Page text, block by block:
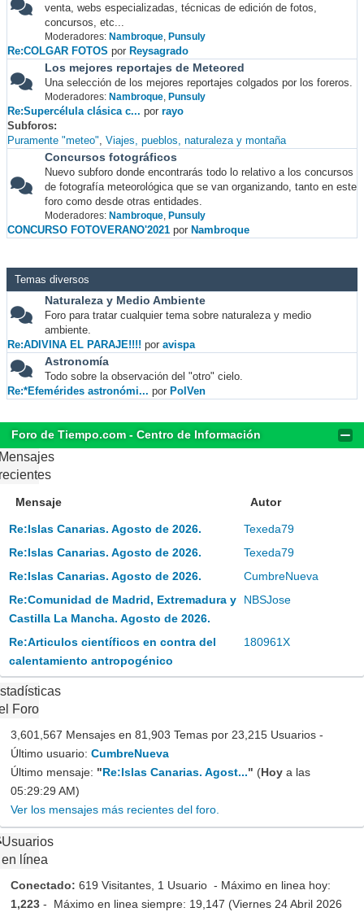
venta, webs especializadas, técnicas de edición de fotos,
concursos, etc...
Moderadores: Nambroque, Punsuly
Re:COLGAR FOTOS por Reysagrado
Los mejores reportajes de Meteored
Una selección de los mejores reportajes colgados por los foreros.
Moderadores: Nambroque, Punsuly
Re:Supercélula clásica c... por rayo
Subforos
Puramente "meteo" Viajes, pueblos, naturaleza y montaña
Concursos fotográficos
Nuevo subforo donde encontrarás todo lo relativo a los concursos
de fotografía meteorológica que se van organizando, tanto en este
foro como desde otras entidades.
Moderadores: Nambroque, Punsuly
CONCURSO FOTOVERANO'2021 por Nambroque
Temas diversos
Naturaleza y Medio Ambiente
Foro para tratar cualquier tema sobre naturaleza y medio
ambiente.
Re:ADIVINA EL PARAJE!!!! por avispa
Astronomía
Todo sobre la observación del "otro" cielo.
Re:*Efemérides astronómi... por PolVen
Foro de Tiempo.com - Centro de Información
Mensaje Autor
Re:Islas Canarias. Agosto de 2026.
Texeda79
Re:Islas Canarias. Agosto de 2026.
Texeda79
Re:Islas Canarias. Agosto de 2026.
CumbreNueva
Re:Comunidad de Madrid, Extremadura y
Castilla La Mancha. Agosto de 2026.
NBSJose
Re:Articulos científicos en contra del
calentamiento antropogénico
180961X
Foro
3,601,567 Mensajes en 81,903 Temas por 23,215 Usuarios -
Último usuario: CumbreNueva
Último mensaje: "Re:Islas Canarias. Agost..." (Hoy a las
05:29:29 AM)
Ver los mensajes más recientes del foro.
Usuarios
en línea
Conectado: 619 Visitantes, 1 Usuario - Máximo en linea hoy:
1,223 - Máximo en linea siempre: 19,147 (Viernes 24 Abril 2026